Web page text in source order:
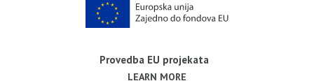
Provedba EU projekata
LEARN MORE